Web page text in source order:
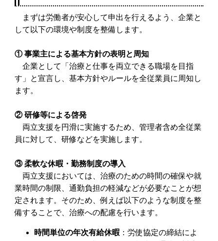
まずは労働者が安心して申出を行えるよう、企業と
して以下の環境や制度を整備します。
① 事業主による基本方針の表明と周知
企業として「治療と仕事を両立できる職場を目指
す」と宣言し、基本方針やルールを全従業員に周知し
ます。
② 研修等による啓発
両立支援を円滑に実施するため、管理者含め全従業
員に対して、研修などを実施します。
③ 柔軟な休暇・勤務制度の導入
両立支援においては、治療のための時間の確保や就
業時間の制限、通勤負担の軽減などが必要なことが想
定されます。そのため、例えば以下のような制度を整
備することで、治療への配慮を行います。
時間単位の年次有給休暇 ：労使協定の締結によ